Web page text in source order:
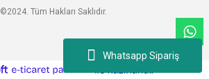
Whatsapp Sipariş
©2024. Tüm Hakları Saklıdır.
ideasoft